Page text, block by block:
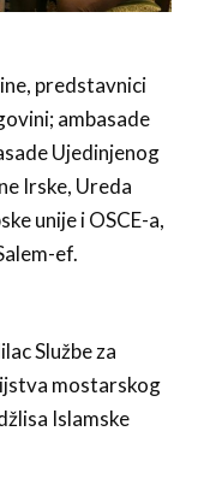
predstavnici
ambasade
Ujedinjenog
Irske, Ureda
unije i OSCE-a,
ef.
Službe za
mostarskog
Islamske